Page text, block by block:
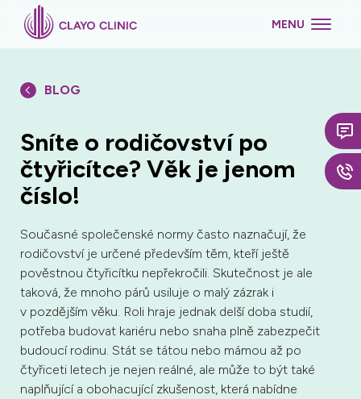
MENU
BLOG
Sníte o rodičovství po
čtyřicítce? Věk je jenom
číslo!
Současné společenské normy často naznačují, že
rodičovství je určené především těm, kteří ještě
pověstnou čtyřicítku nepřekročili. Skutečnost je ale
taková, že mnoho párů usiluje o malý zázrak i
v pozdějším věku. Roli hraje jednak delší doba studií,
potřeba budovat kariéru nebo snaha plně zabezpečit
budoucí rodinu. Stát se tátou nebo mámou až po
čtyřiceti letech je nejen reálné, ale může to být také
naplňující a obohacující zkušenost, která nabídne